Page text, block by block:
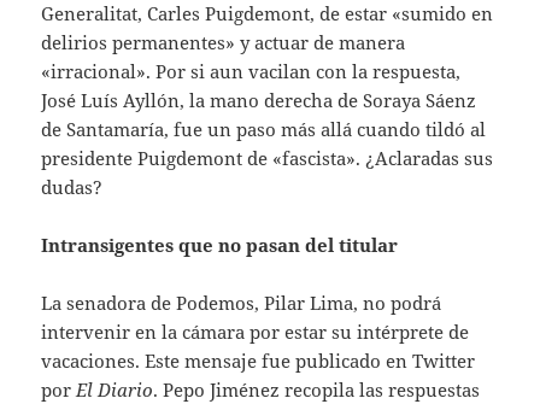
Generalitat, Carles Puigdemont, de estar «sumido en
delirios permanentes» y actuar de manera
«irracional». Por si aun vacilan con la respuesta,
José Luís Ayllón, la mano derecha de Soraya Sáenz
de Santamaría, fue un paso más allá cuando tildó al
presidente Puigdemont de «fascista». ¿Aclaradas sus
dudas?
Intransigentes que no pasan del titular
La senadora de Podemos, Pilar Lima, no podrá
intervenir en la cámara por estar su intérprete de
vacaciones. Este mensaje fue publicado en Twitter
porEl Diario. Pepo Jiménez recopila las respuestas